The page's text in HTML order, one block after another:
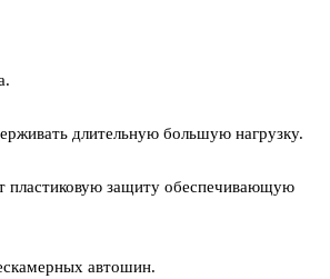
длительную большую нагрузку.
защиту обеспечивающую
автошин.